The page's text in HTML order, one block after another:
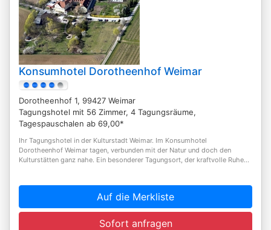
Konsumhotel Dorotheenhof Weimar
Dorotheenhof 1, 99427 Weimar
Tagungshotel mit 56 Zimmer, 4 Tagungsräume,
Tagespauschalen ab 69,00*
Ihr Tagungshotel in der Kulturstadt Weimar. Im Konsumhotel
Dorotheenhof Weimar tagen, verbunden mit der Natur und doch den
Kulturstätten ganz nahe. Ein besonderer Tagungsort, der kraftvolle Ruhe...
Auf die Merkliste
Sofort anfragen